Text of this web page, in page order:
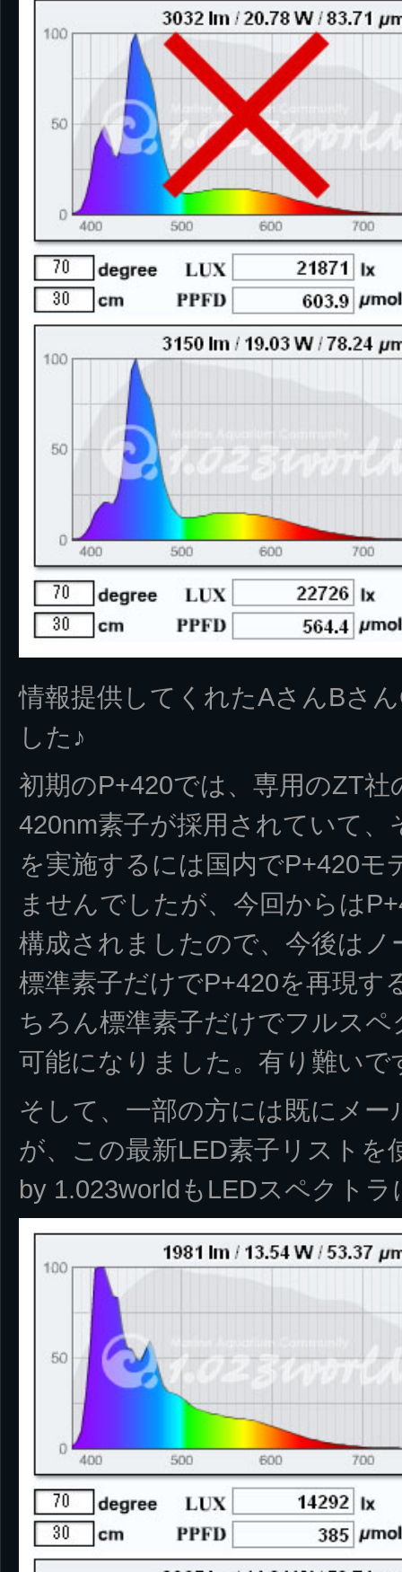
情報提供してくれたAさんBさ
した♪
初期のP+420では、専用のZT
420nm素子が採用されていて
を実施するには国内でP+420
ませんでしたが、今回からは
構成されましたので、今後は
標準素子だけでP+420を再現す
ちろん標準素子だけでフルス
可能になりました。有り難いで
そして、一部の方には既にメ
が、この最新LED素子リストを
by 1.023worldもLEDスペクト